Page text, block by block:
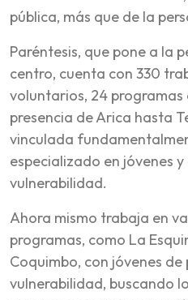
pública, más que de la
Paréntesis, que pone a la
centro, cuenta con 330
voluntarios, 24 programas
presencia de Arica hasta
vinculada
especializado en jóvenes
vulnerabilidad.
Ahora mismo trabaja en
programas, como La
Coquimbo, con jóvenes
vulnerabilidad, buscando